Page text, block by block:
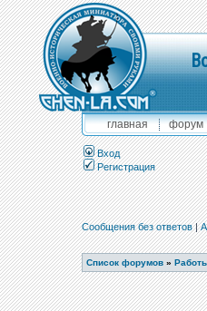
главная форум
Вход
Регистрация
Сообщения без ответов|
Список форумов »